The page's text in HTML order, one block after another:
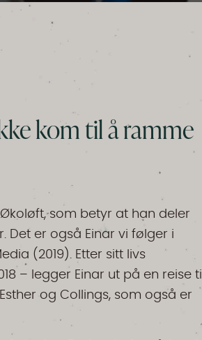
kom til å ramme
som betyr at han deler
Det er også Einar vi følger i
(2019). Etter sitt livs
– legger Einar ut på en reise til
og Collings, som også er